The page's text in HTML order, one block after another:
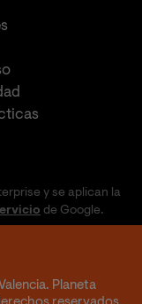
y se aplican la
de Google.
Planeta